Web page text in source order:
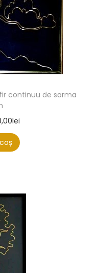
continuu de sarma
lei